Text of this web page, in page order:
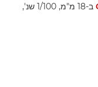
ב-18 מ"מ, 1/100 שנ',